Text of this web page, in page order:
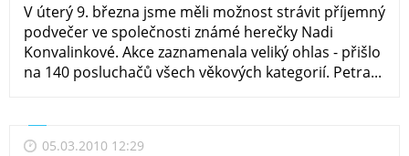
V úterý 9. března jsme měli možnost strávit příjemný
podvečer ve společnosti známé herečky Nadi
Konvalinkové. Akce zaznamenala veliký ohlas - přišlo
na 140 posluchačů všech věkových kategorií. Petra...
05.03.2010 12:29